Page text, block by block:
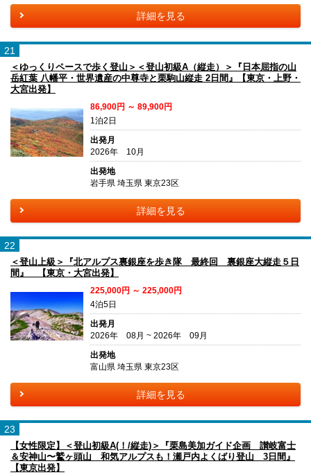
詳細を見る
21
＜ゆっくりペースで歩く登山＞＜登山初級A（縦走）＞『日本屈指の山
岳紅葉 八幡平・世界遺産の中尊寺と栗駒山縦走 2日間』【東京・上野・
大宮出発】
86,900円 ～ 89,900円
1泊2日
出発月
2026年 10月
出発地
岩手県 埼玉県 東京23区
詳細を見る
22
＜登山上級＞『北アルプス裏銀座を歩き隊 最終回 裏銀座大縦走５日
間』 【東京・大宮出発】
225,000円 ～ 225,000円
4泊5日
出発月
2026年 08月 ~ 2026年 09月
出発地
富山県 埼玉県 東京23区
詳細を見る
23
【女性限定】＜登山初級A(！/縦走)＞『栗島美加ガイド企画 讃岐富士
＆安神山〜鷲ヶ頭山 和気アルプスも！瀬戸内よくばり登山 3日間』
【東京出発】